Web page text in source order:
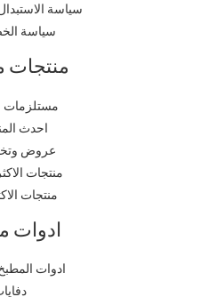
سياسة
سياسة
منتجات
مستلزمات
احدث
عروض
منتجات
منتجات
ادوات
ادوات